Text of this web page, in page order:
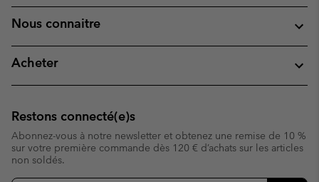
Nous connaitre
Acheter
Restons connecté(e)s
Abonnez-vous à notre newsletter et obtenez une remise de 10 %
sur votre première commande dès 120 € d’achats sur les articles
non soldés.